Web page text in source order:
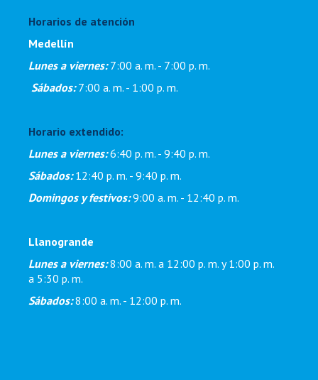
Horarios de atención
Medellín
Lunes a viernes:7:00 a. m. - 7:00 p. m.
Sábados:7:00 a. m. - 1:00 p. m.
Horario extendido:
Lunes a viernes:6:40 p. m. - 9:40 p. m.
Sábados:12:40 p. m. - 9:40 p. m.
Domingos y festivos:9:00 a. m. - 12:40 p. m.
Llanogrande
Lunes a viernes:8:00 a. m. a 12:00 p. m. y 1:00 p. m.
a 5:30 p. m.
Sábados:8:00 a. m. - 12:00 p. m.